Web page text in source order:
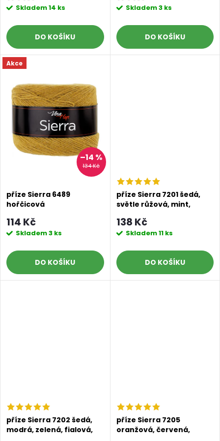
d
u
k
t
ů
o
d
u
k
t
ů
Skladem14 ks
DO KOŠÍKU
Skladem3 ks
DO KOŠÍKU
Akce
134 Kč
–14 %
příze Sierra 6489
hořčicová
114 Kč
Skladem3 ks
DO KOŠÍKU
příze Sierra 7201 šedá,
světle růžová, mint,
138 Kč
Skladem11 ks
DO KOŠÍKU
příze Sierra 7202 šedá,
modrá, zelená, fialová,
příze Sierra 7205
oranžová, červená,